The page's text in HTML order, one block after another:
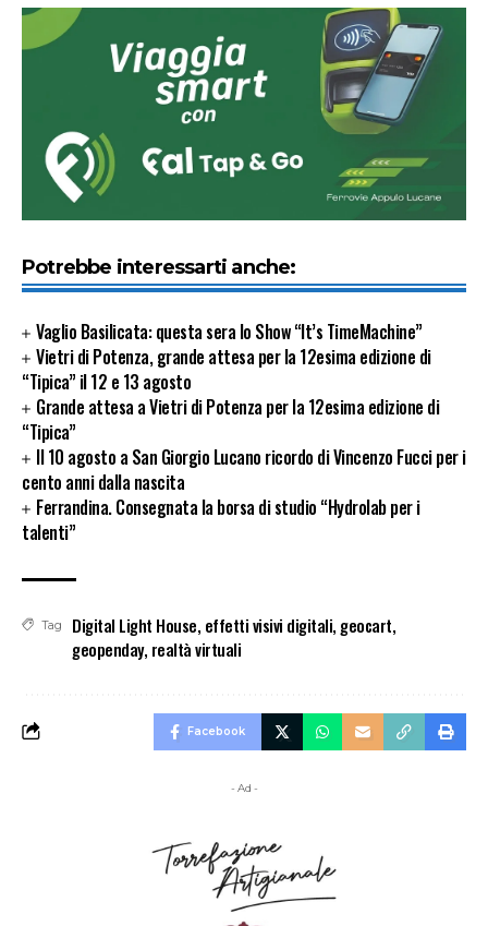
Potrebbe interessarti anche:
Vaglio Basilicata: questa sera lo Show “It’s TimeMachine”
Vietri di Potenza, grande attesa per la 12esima edizione di
“Tipica” il 12 e 13 agosto
Grande attesa a Vietri di Potenza per la 12esima edizione di
“Tipica”
Il 10 agosto a San Giorgio Lucano ricordo di Vincenzo Fucci per i
cento anni dalla nascita
Ferrandina. Consegnata la borsa di studio “Hydrolab per i
talenti”
Tag Digital Light House, effetti visivi digitali, geocart,
geopenday, realtà virtuali
Facebook
- Ad -